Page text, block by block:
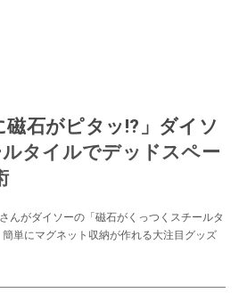
磁石がピタッ!?」ダイソ
タイルでデッドスペー
んがダイソーの「磁石がくっつくスチールタ
単にマグネット収納が作れる大注目グッズ